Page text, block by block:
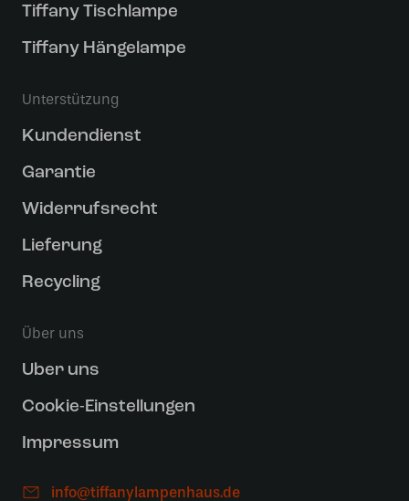
Tiffany Tischlampe
Tiffany Hängelampe
Unterstützung
Kundendienst
Garantie
Widerrufsrecht
Lieferung
Recycling
Über uns
Uber uns
Cookie-Einstellungen
Impressum
info@tiffanylampenhaus.de